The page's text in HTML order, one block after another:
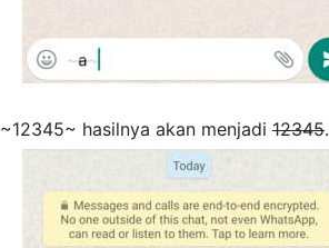
~12345~ hasilnya akan menjadi 12345.